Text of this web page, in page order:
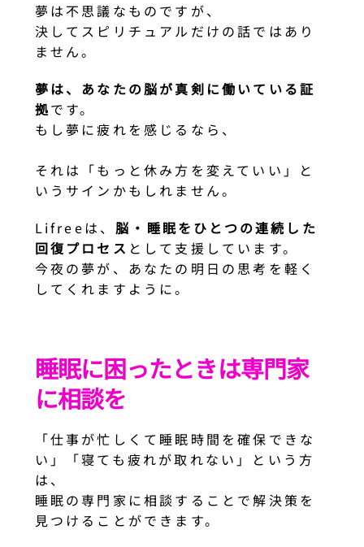
夢は不思議なものですが、
決してスピリチュアルだけの話ではあり
ません。
夢は、あなたの脳が真剣に働いている証
拠です。
もし夢に疲れを感じるなら、
それは「もっと休み方を変えていい」と
いうサインかもしれません。
Lifreeは、 脳・睡眠をひとつの連続した
回復プロセス として支援しています。
今夜の夢が、あなたの明日の思考を軽く
してくれますように。
睡眠に困ったときは専門家
に相談を
「仕事が忙しくて睡眠時間を確保できな
い」「寝ても疲れが取れない」という方
は、
睡眠の専門家に相談することで解決策を
見つけることができます。